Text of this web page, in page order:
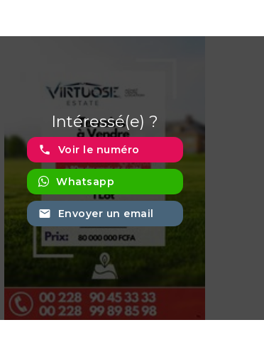
Intéressé(e) ?
phone Voir le numéro
Whatsapp
email Envoyer un email